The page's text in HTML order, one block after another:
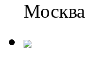
Москва